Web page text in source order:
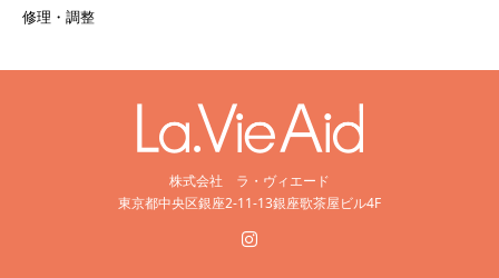
修理・調整
株式会社 ラ・ヴィエード
東京都中央区銀座2-11-13銀座歌茶屋ビル4F